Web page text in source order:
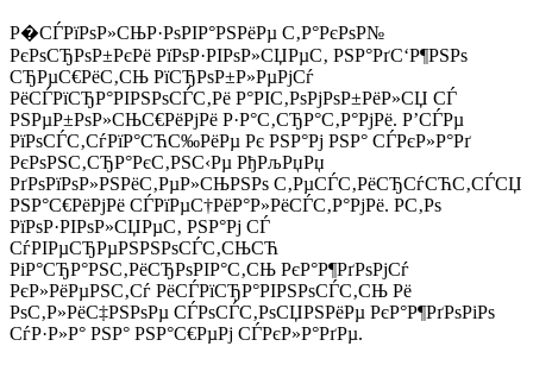
Р�СЃРїРѕР»СЊР·РѕРІР°РЅРёРµ С‚Р°РєРѕР№
РєРѕСЂРѕР±РєРё РїРѕР·РІРѕР»СЏРµС‚ РЅР°РґС‘Р¶РЅРѕ
СЂРµС€РёС‚СЊ РїСЂРѕР±Р»РµРјСѓ
РёСЃРїСЂР°РІРЅРѕСЃС‚Рё Р°РІС‚РѕРјРѕР±РёР»СЏ СЃ
РЅРµР±РѕР»СЊС€РёРјРё Р·Р°С‚СЂР°С‚Р°РјРё. Р’СЃРµ
РїРѕСЃС‚СѓРїР°СЋС‰РёРµ Рє РЅР°Рј РЅР° СЃРєР»Р°Рґ
РєРѕРЅС‚СЂР°РєС‚РЅС‹Рµ РђРљРџРџ
РґРѕРїРѕР»РЅРёС‚РµР»СЊРЅРѕ С‚РµСЃС‚РёСЂСѓСЋС‚СЃСЏ
РЅР°С€РёРјРё СЃРїРµС†РёР°Р»РёСЃС‚Р°РјРё. Р­С‚Рѕ
РїРѕР·РІРѕР»СЏРµС‚ РЅР°Рј СЃ
СѓРІРµСЂРµРЅРЅРѕСЃС‚СЊСЋ
РіР°СЂР°РЅС‚РёСЂРѕРІР°С‚СЊ РєР°Р¶РґРѕРјСѓ
РєР»РёРµРЅС‚Сѓ РёСЃРїСЂР°РІРЅРѕСЃС‚СЊ Рё
РѕС‚Р»РёС‡РЅРѕРµ СЃРѕСЃС‚РѕСЏРЅРёРµ РєР°Р¶РґРѕРіРѕ
СѓР·Р»Р° РЅР° РЅР°С€РµРј СЃРєР»Р°РґРµ.